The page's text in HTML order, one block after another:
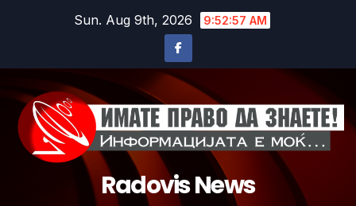
Sun. Aug 9th, 2026 9:53:00 AM
Radovis News